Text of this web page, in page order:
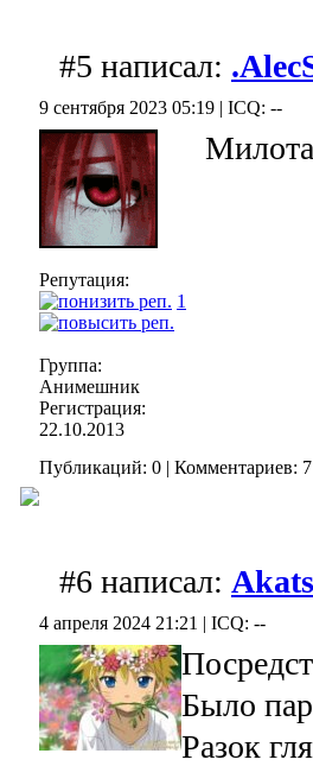
#5 написал:
9 сентября 2023 05:19 | ICQ: --
Репутация:
1
Группа:
Анимешник
Регистрация:
22.10.2013
Публикаций: 0 | Комментариев:
#6 написал:
4 апреля 2024 21:21 | ICQ: --
Было
Разок